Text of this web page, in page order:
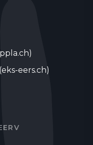
(eks-eers.ch)